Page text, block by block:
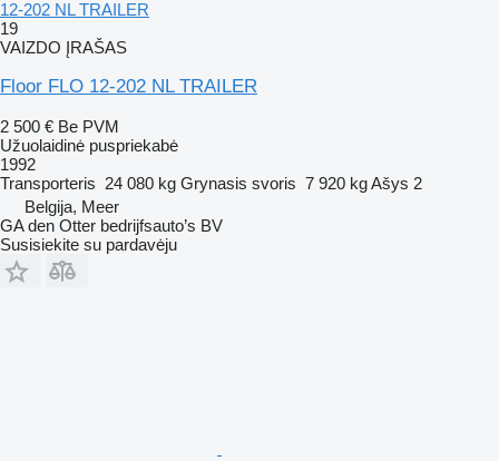
12-202 NL TRAILER
19
VAIZDO ĮRAŠAS
Floor FLO 12-202 NL TRAILER
2 500 € Be PVM
Užuolaidinė puspriekabė
1992
Transporteris 24 080 kg Grynasis svoris 7 920 kgAšys 2
Belgija, Meer
GA den Otter bedrijfsauto’s BV
Susisiekite su pardavėju